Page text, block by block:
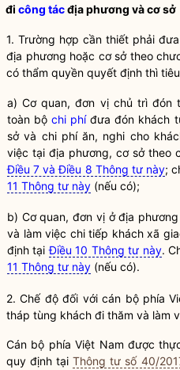
đi công tácđịa phương và cơ sở
1. Trường hợp cần thiết phải
địa phương hoặc cơ sở theo
có thẩm quyền quyết định thì
a) Cơ quan, đơn vị chủ trì đón
toàn bộchi phíđưa đón khách
sở và chi phíăn, nghi cho
việc tại địa phương, cơ sở theo
Điều 7 và Điều 8 Thông tư này;
11 Thông tư này (nếu có);
b) Cơ quan, đơn vị ở địa
và làm việc chi tiếp khách xã
định tạiĐiều 10 Thông tư này.
11 Thông tư này (nếu có).
2. Chế độ đối với cán bộ phía
tháp tùng khách đi thăm và làm
Cán bộ phía Việt Nam được
quy định tạiThông tư số 40/